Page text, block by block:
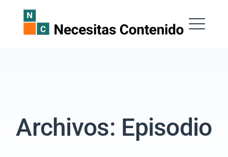
Saltar
contenido
Necesitas Contenido
EXPAND
Archivos: Episodio